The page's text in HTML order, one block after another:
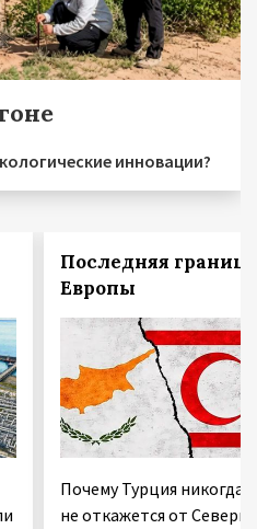
инновации?
Последняя граница
Европы
Почему Турция никогда
не откажется от